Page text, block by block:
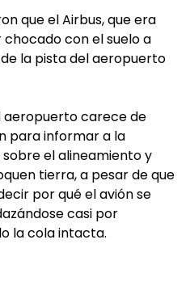
que el Airbus, que era
con el suelo a
la pista del aeropuerto
aeropuerto carece de
para informar a la
el alineamiento y
tierra, a pesar de que
por qué el avión se
casi por
la cola intacta.